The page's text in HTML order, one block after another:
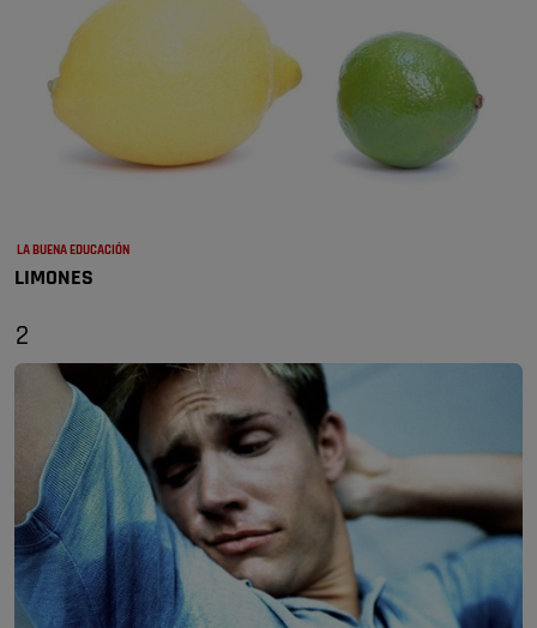
LA BUENA EDUCACIÓN
LIMONES
2